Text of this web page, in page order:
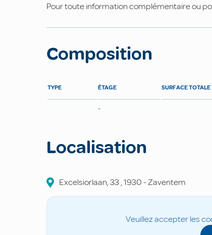
Pour toute information complémentaire ou
Composition
TYPE ÉTAGE SURFACE TOTALE
-
Localisation
Excelsiorlaan, 33 ,1930-Zaventem
Veuillez accepter les